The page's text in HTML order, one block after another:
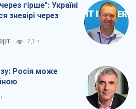
гірше": Україні
зневірі через
7,1 т.
Росія може